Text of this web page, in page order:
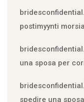
postimyynti
una sposa per
spedire una sposa